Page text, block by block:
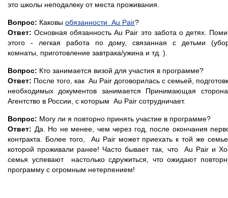
это школы неподалеку от места проживания.
Вопрос: Каковы обязанности Au Pair?
Ответ: Основная обязанность Au Pair это забота о детях.
этого - легкая работа по дому, связанная с детьми
комнаты, приготовление завтрака/ужина и тд. ).
Вопрос: Кто занимается визой для участия в программе?
Ответ: После того, как Au Pair договорилась с семьей,
необходимых документов занимается Принимающая
Агентство в России, с которым Au Pair сотрудничает.
Вопрос: Могу ли я повторно принять участие в программе?
Ответ: Да. Но не менее, чем через год, после окончания
контракта. Более того, Au Pair может приехать к той же
которой проживали ранее! Часто бывает так, что Au Pair и
семья успевают настолько сдружиться, что ожидают
программу с огромным нетерпением!